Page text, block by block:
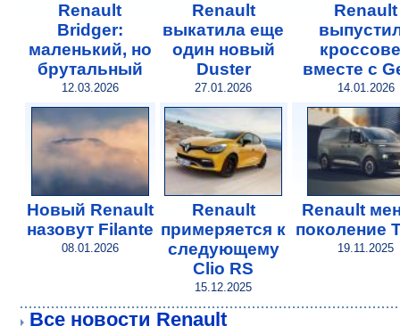
Renault
Bridger:
маленький, но
брутальный
12.03.2026
Renault
выкатила еще
один новый
Duster
27.01.2026
Renault
вместе с
14.01.2026
Новый Renault
назовут Filante
08.01.2026
Renault
примеряется к
следующему
Clio RS
15.12.2025
Renault
поколение
19.11.2025
Все новости Renault